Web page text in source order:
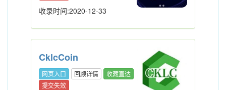
收录时间:2020-12-33
CklcCoin
网页入口 回顾详情
收藏直达
提交失效